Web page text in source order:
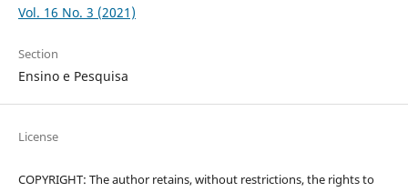
Vol. 16 No. 3 (2021)
Section
Ensino e Pesquisa
License
COPYRIGHT: The author retains, without restrictions, the rights to